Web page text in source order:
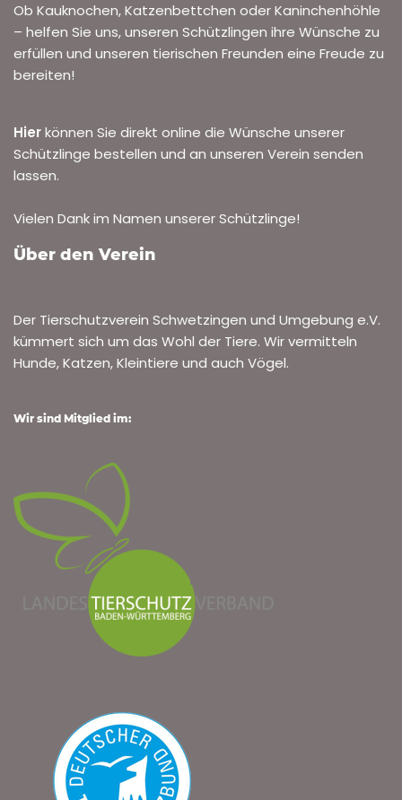
Ob Kauknochen, Katzenbettchen oder Kaninchenhöhle
– helfen Sie uns, unseren Schützlingen ihre Wünsche zu
erfüllen und unseren tierischen Freunden eine Freude zu
bereiten!
Hierkönnen Sie direkt online die Wünsche unserer
Schützlinge bestellen und an unseren Verein senden
lassen.
Vielen Dank im Namen unserer Schützlinge!
Über den Verein
Der Tierschutzverein Schwetzingen und Umgebung e.V.
kümmert sich um das Wohl der Tiere. Wir vermitteln
Hunde, Katzen, Kleintiere und auch Vögel.
Wir sind Mitglied im: